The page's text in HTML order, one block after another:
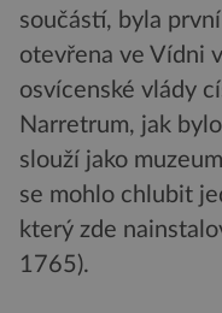
součástí, byla
otevřena ve Vídni
osvícenské vlády
Narretrum, jak
slouží jako
se mohlo chlubit
který zde
1765).